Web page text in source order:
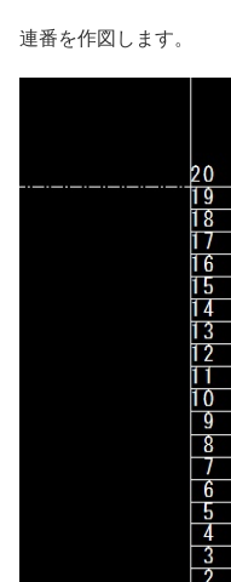
連番を作図します。